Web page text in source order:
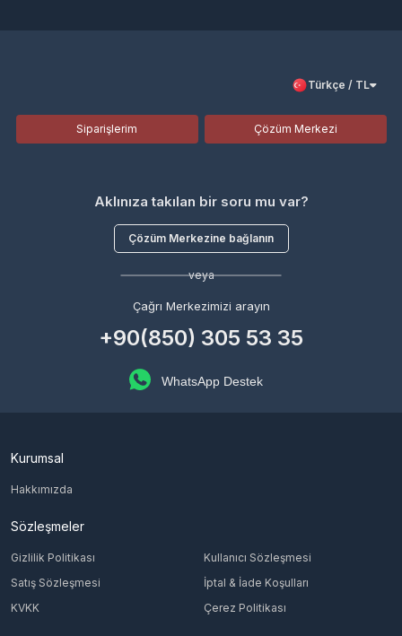
Türkçe / TL
Siparişlerim Çözüm Merkezi
Aklınıza takılan bir soru mu var?
Çözüm Merkezine bağlanın
veya
Çağrı Merkezimizi arayın
+90(850) 305 53 35
WhatsApp Destek
Kurumsal
Hakkımızda
Sözleşmeler
Gizlilik Politikası
Kullanıcı Sözleşmesi
Satış Sözleşmesi
İptal & İade Koşulları
KVKK
Çerez Politikası